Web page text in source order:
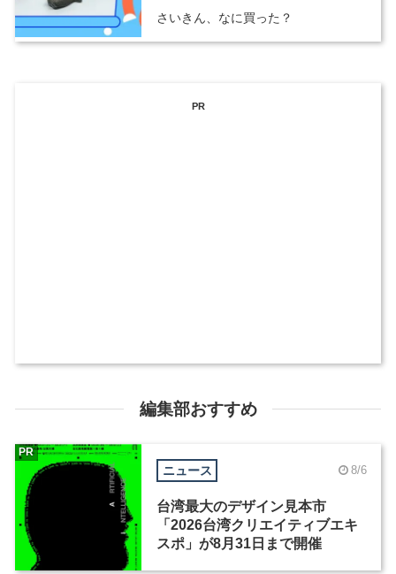
さいきん、なに買った？
PR
編集部おすすめ
ニュース 8/6
台湾最大のデザイン見本市
「2026台湾クリエイティブエキ
スポ」が8月31日まで開催
PR